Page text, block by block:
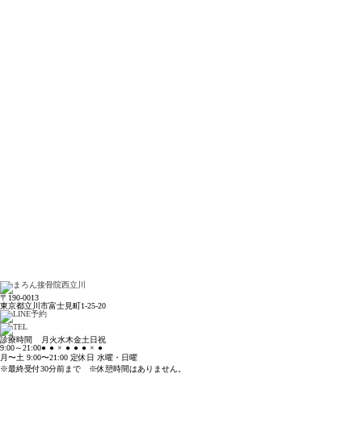
〒190-0013
東京都立川市富士見町1-25-20
診療時間 月 火水木金土日祝
9:00～21:00● ● × ● ● ● × ●
月〜土 9:00〜21:00 定休日 水曜・日曜
※最終受付30分前まで ※休憩時間はありません。